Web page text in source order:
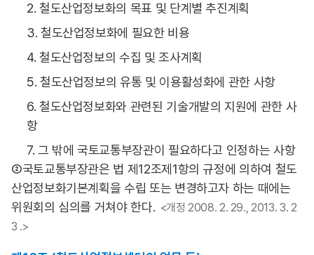
2. 철도산업정보화의 목표 및 단계별 추진계획
3. 철도산업정보화에 필요한 비용
4. 철도산업정보의 수집 및 조사계획
5. 철도산업정보의 유통 및 이용활성화에 관한 사항
6. 철도산업정보화와 관련된 기술개발의 지원에 관한 사
항
7. 그 밖에 국토교통부장관이 필요하다고 인정하는 사항
②국토교통부장관은 법 제12조제1항의 규정에 의하여 철도
산업정보화기본계획을 수립 또는 변경하고자 하는 때에는
위원회의 심의를 거쳐야 한다. <개정 2008. 2. 29., 2013. 3. 2
3 .>